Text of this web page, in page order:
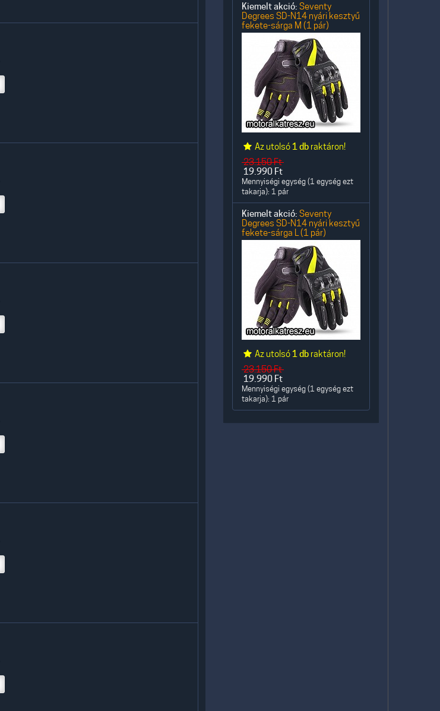
Kiemelt akció: Seventy
Degrees SD-N14 nyári kesztyű
fekete-sárga M (1 pár)
Az utolsó 1 db raktáron!
23.150Ft
19.990 Ft
Mennyiségi egység (1 egység ezt
takarja): 1 pár
Kiemelt akció: Seventy
Degrees SD-N14 nyári kesztyű
fekete-sárga L (1 pár)
Az utolsó 1 db raktáron!
23.150Ft
19.990 Ft
Mennyiségi egység (1 egység ezt
takarja): 1 pár